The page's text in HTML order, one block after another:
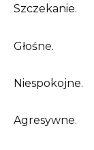
Szczekanie.
Głośne.
Niespokojne.
Agresywne.